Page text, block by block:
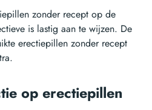
zonder recept op de
is lastig aan te wijzen. De
erectiepillen zonder recept
op erectiepillen